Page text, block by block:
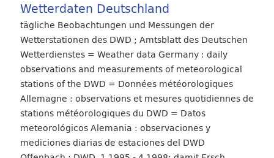
Wetterdaten Deutschland
tägliche Beobachtungen und Messungen der
Wetterstationen des DWD ; Amtsblatt des Deutschen
Wetterdienstes = Weather data Germany : daily
observations and measurements of meteorological
stations of the DWD = Données météorologiques
Allemagne : observations et mesures quotidiennes de
stations météorologiques du DWD = Datos
meteorológicos Alemania : observaciones y
mediciones diarias de estaciones del DWD